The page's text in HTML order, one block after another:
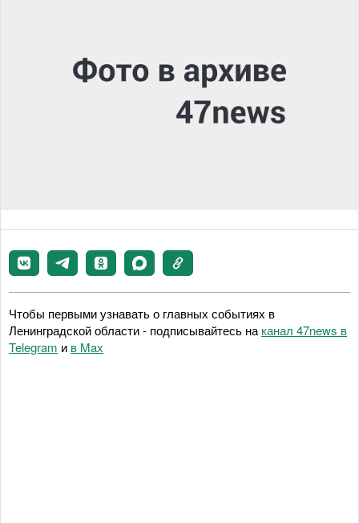
Чтобы первыми узнавать о главных событиях в
Ленинградской области - подписывайтесь на канал 47news в
Telegram и в Maх